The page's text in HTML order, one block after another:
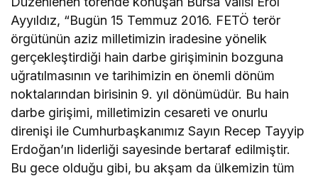
Ayyıldız, “Bugün 15 Temmuz 2016. FETÖ terör
örgütünün aziz milletimizin iradesine yönelik
gerçekleştirdiği hain darbe girişiminin bozguna
uğratılmasının ve tarihimizin en önemli dönüm
noktalarından birisinin 9. yıl dönümüdür. Bu hain
darbe girişimi, milletimizin cesareti ve onurlu
direnişi ile Cumhurbaşkanımız Sayın Recep Tayyip
Erdoğan’ın liderliği sayesinde bertaraf edilmiştir.
Bu gece olduğu gibi, bu akşam da ülkemizin tüm